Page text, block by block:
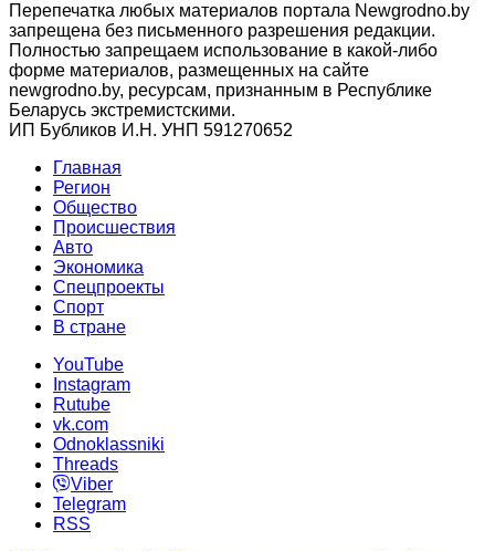
Перепечатка любых материалов портала Newgrodno.by
запрещена без письменного разрешения редакции.
Полностью запрещаем использование в какой-либо
форме материалов, размещенных на сайте
newgrodno.by, ресурсам, признанным в Республике
Беларусь экстремистскими.
ИП Бубликов И.Н. УНП 591270652
Главная
Регион
Общество
Происшествия
Авто
Экономика
Спецпроекты
Cпорт
В стране
YouTube
Instagram
Rutube
vk.com
Odnoklassniki
Threads
Viber
Telegram
RSS